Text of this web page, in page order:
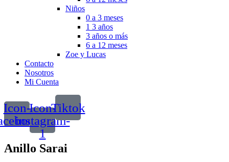
Niños
0 a 3 meses
1 3 años
3 años o más
6 a 12 meses
Zoe y Lucas
Contacto
Nosotros
Mi Cuenta
Icon-Icon-
instagram-
1
Tiktok
Anillo Sarai